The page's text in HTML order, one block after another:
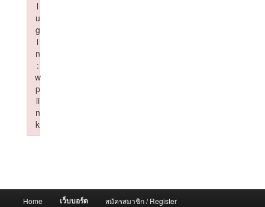
Home เว็บบอร์ด สมัครสมาชิก / Register
l
u
g
i
n
:
w
p
li
n
k
Failed to initialize plugin: wplink